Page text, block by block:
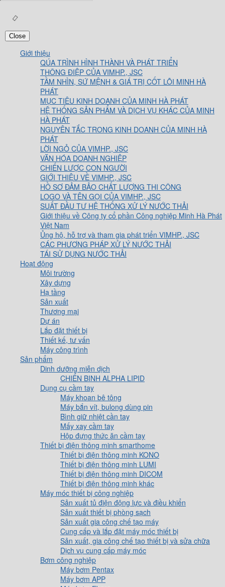
Close
Giới thiệu
QÚA TRÌNH HÌNH THÀNH VÀ PHÁT TRIỂN
THÔNG ĐIỆP CỦA VIMHP., JSC
TẦM NHÌN, SỨ MỆNH & GIÁ TRỊ CỐT LÕI MINH HÀ
PHÁT
MỤC TIÊU KINH DOANH CỦA MINH HÀ PHÁT
HỆ THỐNG SẢN PHẨM VÀ DỊCH VỤ KHÁC CỦA MINH
HÀ PHÁT
NGUYÊN TẮC TRONG KINH DOANH CỦA MINH HÀ
PHÁT
LỜI NGỎ CỦA VIMHP., JSC
VĂN HÓA DOANH NGHIỆP
CHIẾN LƯỢC CON NGƯỜI
GIỚI THIỆU VỀ VIMHP., JSC
HỒ SƠ ĐẢM BẢO CHẤT LƯỢNG THI CÔNG
LOGO VÀ TÊN GỌI CỦA VIMHP., JSC
SUẤT ĐẦU TƯ HỆ THỐNG XỬ LÝ NƯỚC THẢI
Giới thiệu về Công ty cổ phần Công nghiệp Minh Hà Phát
Việt Nam
Ủng hộ, hỗ trợ và tham gia phát triển VIMHP., JSC
CÁC PHƯƠNG PHÁP XỬ LÝ NƯỚC THẢI
TÁI SỬ DỤNG NƯỚC THẢI
Hoạt động
Môi trường
Xây dựng
Hạ tầng
Sản xuất
Thương mại
Dự án
Lắp đặt thiết bị
Thiết kế, tư vấn
Máy công trình
Sản phẩm
Dinh dưỡng miễn dịch
CHIẾN BINH ALPHA LIPID
Dụng cụ cầm tay
Máy khoan bê tông
Máy bắn vít, bulong dùng pin
Bình giữ nhiệt cần tay
Mấy xay cầm tay
Hộp đựng thức ăn cầm tay
Thiết bị điện thông minh smarthome
Thiết bị điện thông minh KONO
Thiết bị điện thông minh LUMI
Thiết bị điện thông minh DICOM
Thiết bị điện thông minh khác
Máy móc thiết bị công nghiệp
Sản xuất tủ điện động lực và điều khiển
Sản xuất thiết bị phòng sạch
Sản xuất gia công chế tạo máy
Cung cấp và lắp đặt máy móc thiết bị
Sản xuất, gia công chế tạo thiết bị và sửa chữa
Dịch vụ cung cấp máy móc
Bơm công nghiệp
Máy bơm Pentax
Máy bơm APP